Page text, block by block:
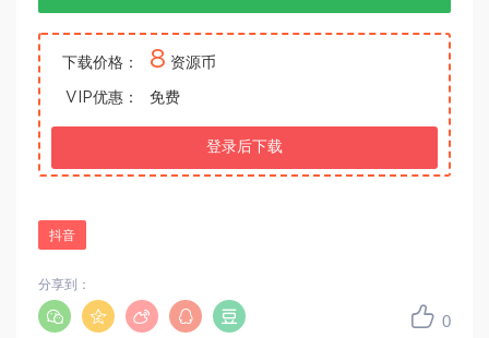
下载价格： 8 资源币
VIP优惠： 免费
登录后下载
抖音
0
分享到：